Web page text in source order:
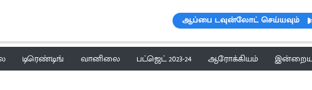
ஆப்பை டவுன்லோட் செய்யவும்
டிரெண்டிங் வானிலை பட்ஜெட் 2023-24 ஆரோக்கியம் இன்றைய